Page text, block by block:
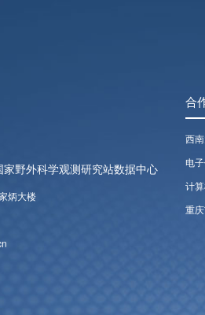
野外科学观测研究站数据中心
炳大楼
合
西
电
计
重